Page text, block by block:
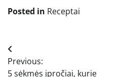
Posted in Receptai
Navigacija
tarp
Previous:
5 sėkmės įpročiai, kurie